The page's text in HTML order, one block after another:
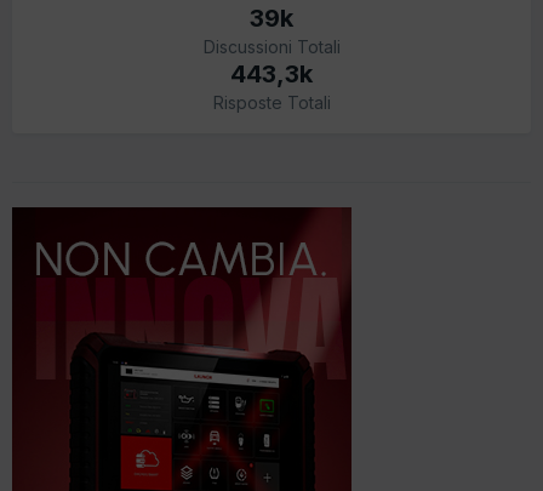
39k
Discussioni Totali
443,3k
Risposte Totali